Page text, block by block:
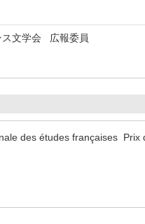
ス文学会 広報委員
des études françaises